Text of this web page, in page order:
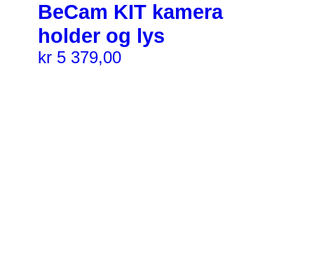
BeCam KIT kamera
holder og lys
kr 5 379,00